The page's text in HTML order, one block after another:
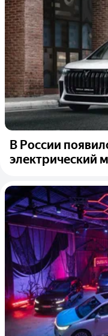
В России
электрический